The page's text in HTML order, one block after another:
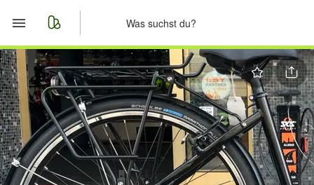
Start
Merkliste
Nachrichten
Anzeige aufgeben